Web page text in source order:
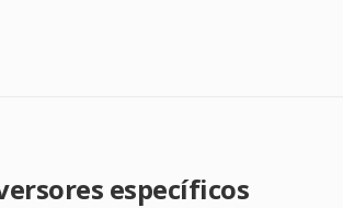
específicos